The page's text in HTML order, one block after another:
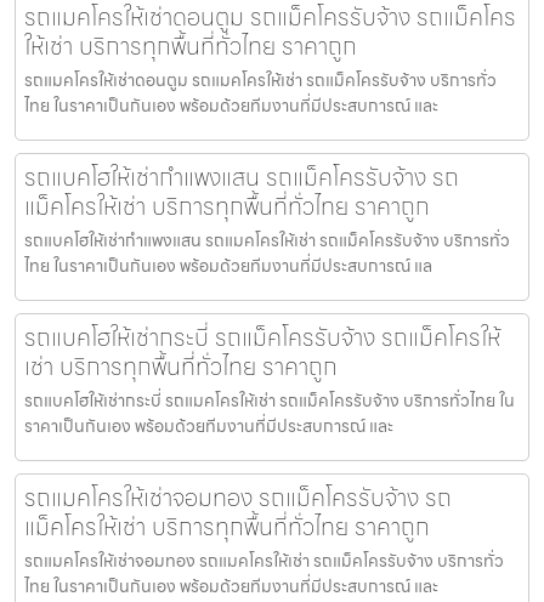
รถแมคโครให้เช่าดอนตูม รถแม็คโครรับจ้าง รถแม็คโคร
ให้เช่า บริการทุกพื้นที่ทั่วไทย ราคาถูก
รถแมคโครให้เช่าดอนตูม รถแมคโครให้เช่า รถแม็คโครรับจ้าง บริการทั่ว
ไทย ในราคาเป็นกันเอง พร้อมด้วยทีมงานที่มีประสบการณ์ และ
รถแบคโฮให้เช่ากำแพงแสน รถแม็คโครรับจ้าง รถ
แม็คโครให้เช่า บริการทุกพื้นที่ทั่วไทย ราคาถูก
รถแบคโฮให้เช่ากำแพงแสน รถแมคโครให้เช่า รถแม็คโครรับจ้าง บริการทั่ว
ไทย ในราคาเป็นกันเอง พร้อมด้วยทีมงานที่มีประสบการณ์ แล
รถแบคโฮให้เช่ากระบี่ รถแม็คโครรับจ้าง รถแม็คโครให้
เช่า บริการทุกพื้นที่ทั่วไทย ราคาถูก
รถแบคโฮให้เช่ากระบี่ รถแมคโครให้เช่า รถแม็คโครรับจ้าง บริการทั่วไทย ใน
ราคาเป็นกันเอง พร้อมด้วยทีมงานที่มีประสบการณ์ และ
รถแมคโครให้เช่าจอมทอง รถแม็คโครรับจ้าง รถ
แม็คโครให้เช่า บริการทุกพื้นที่ทั่วไทย ราคาถูก
รถแมคโครให้เช่าจอมทอง รถแมคโครให้เช่า รถแม็คโครรับจ้าง บริการทั่ว
ไทย ในราคาเป็นกันเอง พร้อมด้วยทีมงานที่มีประสบการณ์ และ